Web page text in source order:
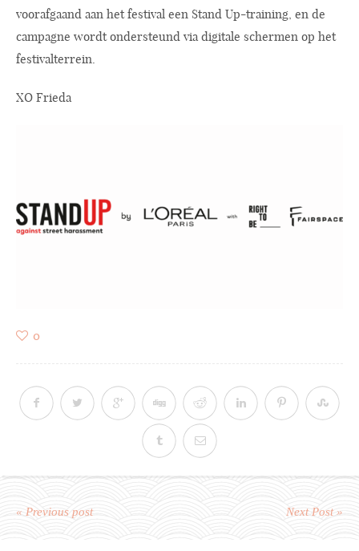
voorafgaand aan het festival een Stand Up-training, en de
campagne wordt ondersteund via digitale schermen op het
festivalterrein.
XO Frieda
0
« Previous post Next Post »